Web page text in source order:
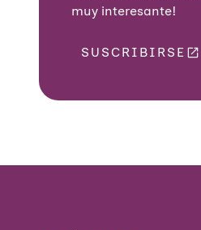
muy interesante!
SUSCRIBIRSE